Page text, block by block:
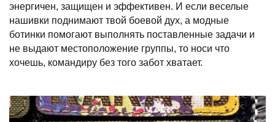
энергичен, защищен и эффективен. И если веселые
нашивки поднимают твой боевой дух, а модные
ботинки помогают выполнять поставленные задачи и
не выдают местоположение группы, то носи что
хочешь, командиру без того забот хватает.